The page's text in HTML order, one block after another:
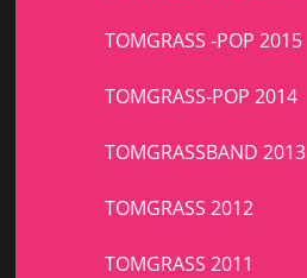
TOMGRASS -POP 2015
TOMGRASS-POP 2014
TOMGRASSBAND 2013
TOMGRASS 2012
TOMGRASS 2011